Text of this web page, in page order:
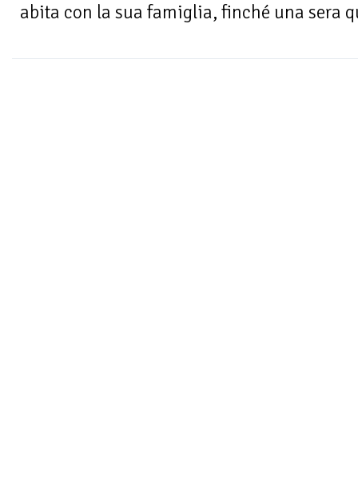
abita con la sua famiglia, finché una sera